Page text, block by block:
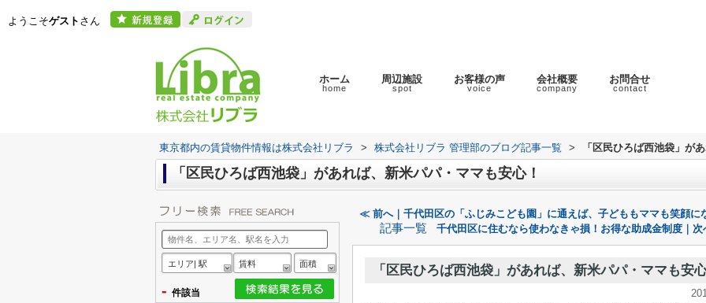
ようこそゲスト さん
ホーム
home
周辺施設
spot
お客様の声
voice
会社概要
company
お問合せ
contact
東京都内の賃貸物件情報は株式会社リブラ > 株式会社リブラ 管理部のブログ記事一覧 > 「区民ひろば西池袋」が
「区民ひろば西池袋」があれば、新米パパ・ママも安心！
≪ 前へ｜千代田区の「ふじみこども園」に通えば、子どももママも笑顔に
記事一覧 千代田区に住むなら使わなきゃ損！お得な助成金制度｜
「区民ひろば西池袋」があれば、新米パパ・ママも安
エリア| 駅 賃料 面積
- 件該当